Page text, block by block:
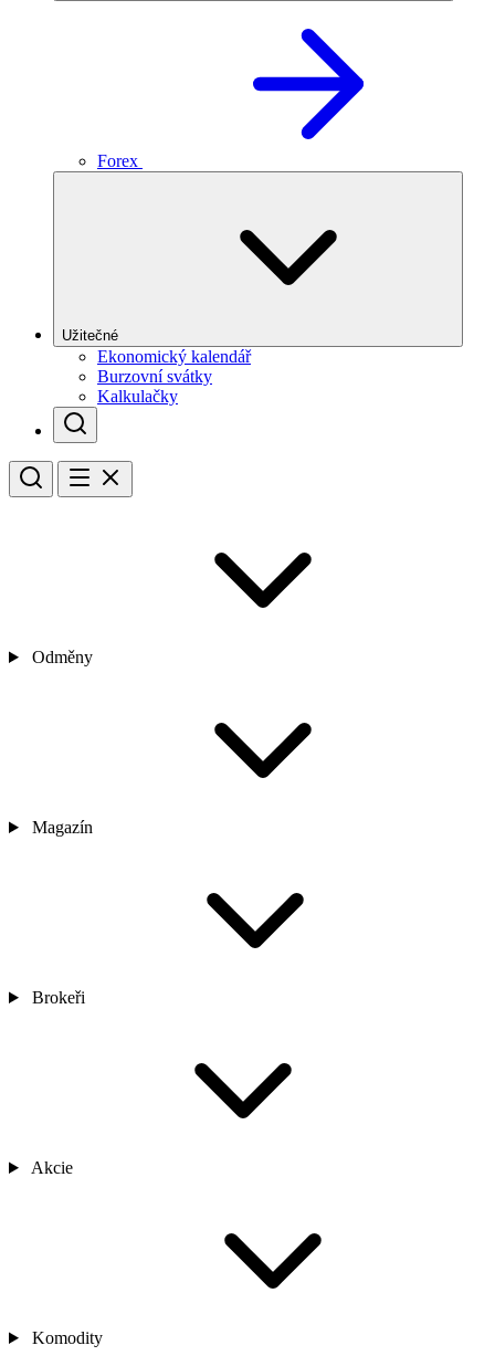
Forex
Užitečné
Ekonomický kalendář
Burzovní svátky
Kalkulačky
Odměny
Magazín
Brokeři
Akcie
Komodity